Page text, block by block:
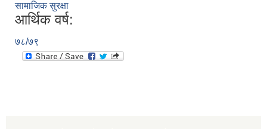
सामाजिक सुरक्षा
आर्थिक वर्ष:
७८/७९